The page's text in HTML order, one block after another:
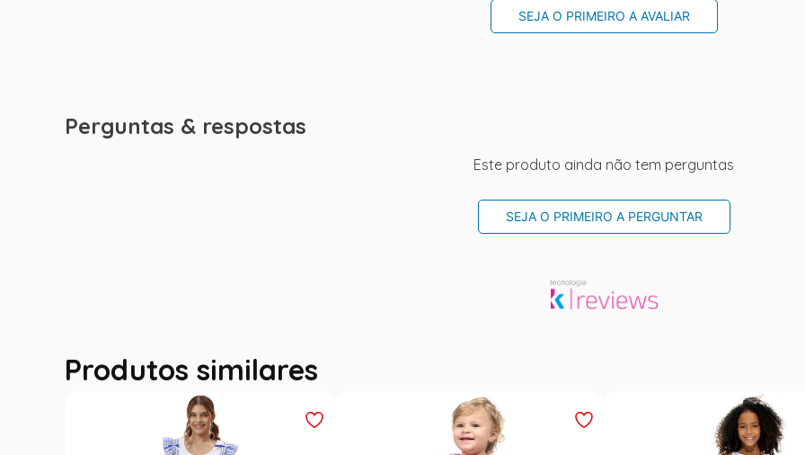
SEJA O PRIMEIRO A AVALIAR
Perguntas & respostas
Este produto ainda não tem perguntas
SEJA O PRIMEIRO A PERGUNTAR
Produtos similares